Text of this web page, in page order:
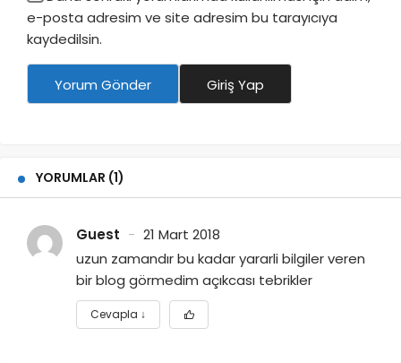
e-posta adresim ve site adresim bu tarayıcıya
kaydedilsin.
Yorum Gönder Giriş Yap
YORUMLAR (1)
Guest
21 Mart 2018
uzun zamandır bu kadar yararli bilgiler veren
bir blog görmedim açıkcası tebrikler
Cevapla ↓